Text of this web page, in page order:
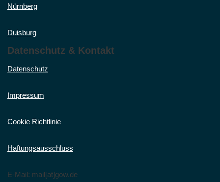
Nürnberg
Duisburg
Datenschutz & Kontakt
Datenschutz
Impressum
Cookie Richtlinie
Haftungsausschluss
E-Mail: mail[at]gow.de